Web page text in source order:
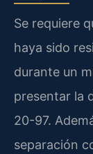
Se requiere
haya sido
durante un
presentar la
20-97.
separación